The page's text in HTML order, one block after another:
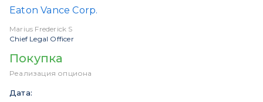
Eaton Vance Corp.
Marius Frederick S
Chief Legal Officer
Покупка
Реализация опциона
Дата: